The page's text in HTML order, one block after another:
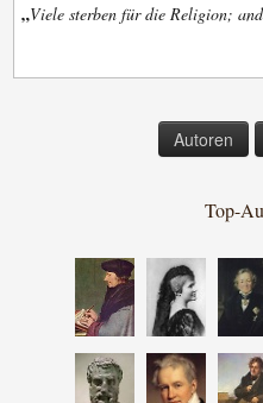
„Viele sterben für die Religion;
Autoren
Top-